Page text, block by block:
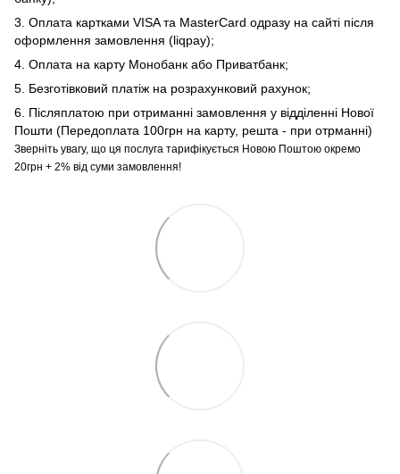
3. Оплата картками VISA та MasterCard одразу на сайті після
оформлення замовлення (liqpay);
4. Оплата на карту Монобанк або Приватбанк;
5. Безготівковий платіж на розрахунковий рахунок;
6. Післяплатою при отриманні замовлення у відділенні Нової
Пошти (Передоплата 100грн на карту, решта - при отрманні)
Зверніть увагу, що ця послуга тарифікується Новою Поштою окремо
20грн + 2% від суми замовлення!